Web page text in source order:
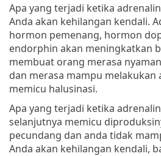
Apa yang terjadi ketika
Anda akan kehilangan kendali.
hormon pemenang, hormon
endorphin akan meningkatkan
membuat orang merasa
dan merasa mampu melakukan
memicu halusinasi.
Apa yang terjadi ketika
selanjutnya memicu
pecundang dan anda tidak
Anda akan kehilangan kendali,